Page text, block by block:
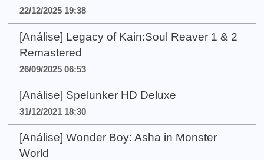
22/12/2025 19:38
[Análise] Legacy of Kain:Soul Reaver 1 & 2
Remastered
26/09/2025 06:53
[Análise] Spelunker HD Deluxe
31/12/2021 18:30
[Análise] Wonder Boy: Asha in Monster
World